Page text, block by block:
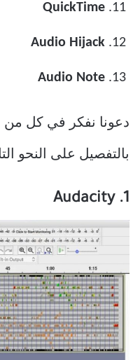
QuickTime
Audio Hijack
Audio Note
دعونا نفكر في كل من
بالتفصيل على النحو
1. Audacity